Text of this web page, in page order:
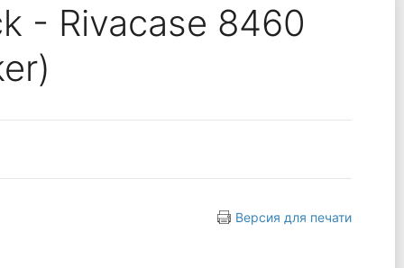
- Rivacase 8460
Версия для печати